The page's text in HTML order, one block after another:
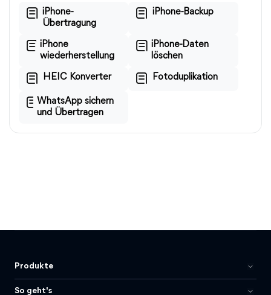
iPhone-
Übertragung
iPhone-Backup
iPhone
wiederherstellung
iPhone-Daten
löschen
HEIC Konverter Fotoduplikation
WhatsApp sichern
und Übertragen
Produkte
So geht's